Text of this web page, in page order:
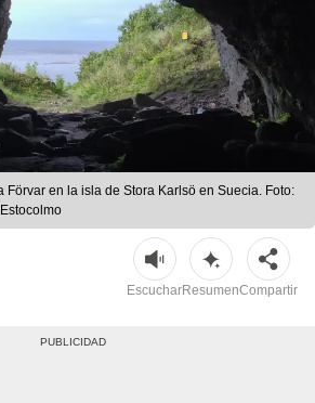
Förvar en la isla de Stora Karlsö en Suecia. Foto:
EscucharResumenCompartir